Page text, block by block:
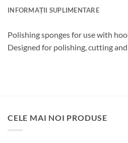
INFORMAȚII SUPLIMENTARE
Polishing sponges for use with
Designed for polishing, cutting
CELE MAI NOI PRODUSE